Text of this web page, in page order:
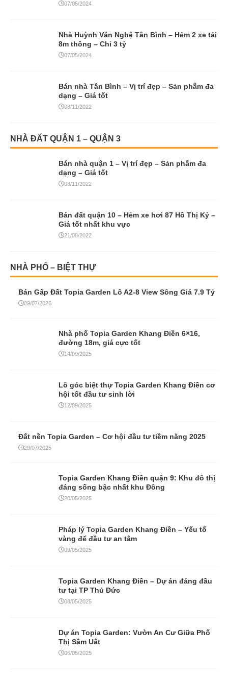
07/05/2024
Nhà Huỳnh Văn Nghệ Tân Bình – Hẻm 2 xe tải
8m thông – Chỉ 3 tỷ
07/05/2024
Bán nhà Tân Bình – Vị trí đẹp – Sản phẫm đa
dạng – Giá tốt
08/11/2022
NHÀ ĐẤT QUẬN 1 – QUẬN 3
Bán nhà quận 1 – Vị trí đẹp – Sản phẫm đa
dạng – Giá tốt
08/11/2022
Bán đất quận 10 – Hẻm xe hơi 87 Hồ Thị Kỷ –
Giá tốt nhất khu vực
21/08/2022
NHÀ PHỐ – BIỆT THỰ
Bán Gấp Đất Topia Garden Lô A2-8 View Sông Giá 7.9 Tỷ
09/07/2026
Nhà phố Topia Garden Khang Điền 6×16,
đường 18m, giá cực tốt
14/09/2025
Lô góc biệt thự Topia Garden Khang Điền cơ
hội tốt đầu tư sinh lời
12/09/2025
Đất nền Topia Garden – Cơ hội đầu tư tiềm năng 2025
29/07/2025
Topia Garden Khang Điền quận 9: Khu đô thị
đáng sống bậc nhất khu Đông
20/05/2025
Pháp lý Topia Garden Khang Điền – Yếu tố
vàng để đầu tư an tâm
09/05/2025
Topia Garden Khang Điền – Dự án đáng đầu
tư tại TP Thủ Đức
08/05/2025
Dự án Topia Garden: Vườn An Cư Giữa Phố
Thị Sầm Uất
06/05/2025